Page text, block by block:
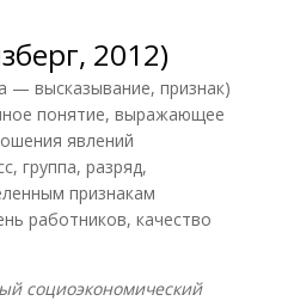
2012)
— высказывание, признак)
понятие, выражающее
явлений
группа, разряд,
признакам
работников, качество
социоэкономический